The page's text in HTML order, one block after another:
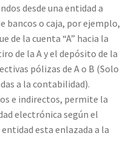
desde una entidad a
bancos o caja, por ejemplo,
de la cuenta “A” hacia la
de la A y el depósito de la
pólizas de A o B (Solo
a la contabilidad).
e indirectos, permite la
electrónica según el
esta enlazada a la